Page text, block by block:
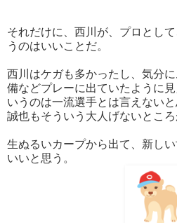
それだけに、西川が、プロとし
うのはいいことだ。
西川はケガも多かったし、気分
備などプレーに出ていたように
いうのは一流選手とは言えない
誠也もそういう大人げないところ
生ぬるいカープから出て、新し
いいと思う。